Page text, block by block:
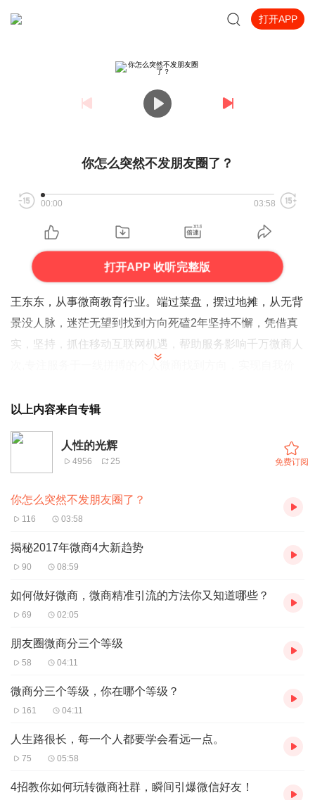
打开APP
你怎么突然不发朋友圈了？
00:00 03:58
打开APP 收听完整版
王东东，从事微商教育行业。端过菜盘，摆过地摊，从无背
景没人脉，迷茫无望到找到方向死磕2年坚持不懈，凭借真
实，坚持，抓住移动互联网机遇，帮助服务影响千万微商人
信：370840134 添加备注（学习）无备注不通过！
以上内容来自专辑
人性的光辉
4956 25 免费订阅
你怎么突然不发朋友圈了？
116 03:58
揭秘2017年微商4大新趋势
90 08:59
如何做好微商，微商精准引流的方法你又知道哪些？
69 02:05
朋友圈微商分三个等级
58 04:11
微商分三个等级，你在哪个等级？
161 04:11
人生路很长，每一个人都要学会看远一点。
75 05:58
4招教你如何玩转微商社群，瞬间引爆微信好友！